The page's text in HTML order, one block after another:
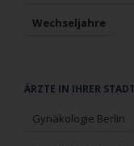
Wechseljahre
Navigation
ÄRZTE IN IHRER
Gynäkologie Berlin